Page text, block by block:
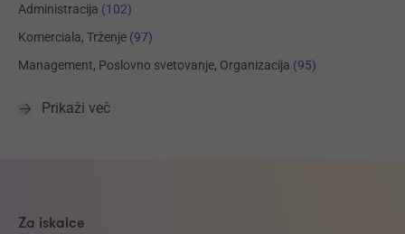
Administracija (102)
Komerciala, Trženje (97)
Management, Poslovno svetovanje, Organizacija (95)
Prikaži več
Za iskalce